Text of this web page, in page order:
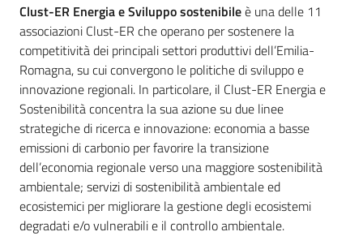
Clust-ER Energia e Sviluppo sostenibileè una delle 11
associazioni Clust-ER che operano per sostenere la
competitività dei principali settori produttivi dell’Emilia-
Romagna, su cui convergono le politiche di sviluppo e
innovazione regionali. In particolare, il Clust-ER Energia e
Sostenibilità concentra la sua azione su due linee
strategiche di ricerca e innovazione: economia a basse
emissioni di carbonio per favorire la transizione
dell’economia regionale verso una maggiore sostenibilità
ambientale; servizi di sostenibilità ambientale ed
ecosistemici per migliorare la gestione degli ecosistemi
degradati e/o vulnerabili e il controllo ambientale.